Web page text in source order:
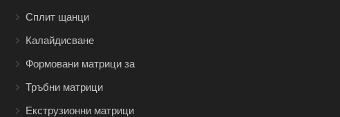
Сплит щанци
Калайдисване
Формовани матрици за
изтегляне на тел
Тръбни матрици
Екструзионни матрици